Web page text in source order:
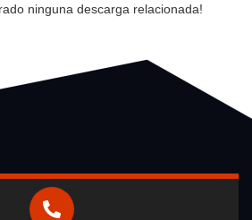
ninguna descarga relacionada!